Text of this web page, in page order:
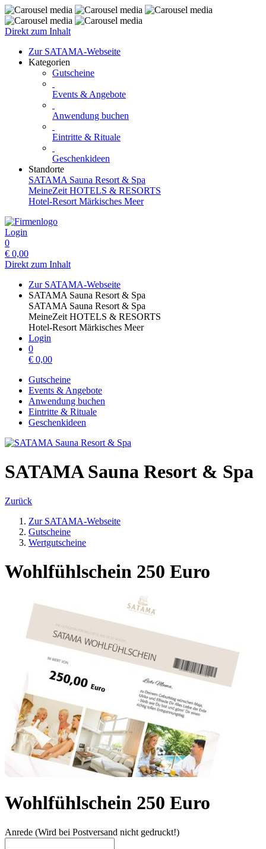
Direkt zum Inhalt
Zur SATAMA-Webseite
Kategorien
Gutscheine
Events & Angebote
Anwendung buchen
Eintritte & Rituale
Geschenkideen
Standorte
SATAMA Sauna Resort & Spa
MeineZeit HOTELS & RESORTS
Hotel-Resort Märkisches Meer
Login
0
€ 0,00
Direkt zum Inhalt
Zur SATAMA-Webseite
SATAMA Sauna Resort & Spa
SATAMA Sauna Resort & Spa
MeineZeit HOTELS & RESORTS
Hotel-Resort Märkisches Meer
Login
0
€ 0,00
Gutscheine
Events & Angebote
Anwendung buchen
Eintritte & Rituale
Geschenkideen
SATAMA Sauna Resort & Spa
Zurück
Zur SATAMA-Webseite
Gutscheine
Wertgutscheine
Wohlfühlschein 250 Euro
Wohlfühlschein 250 Euro
Anrede (Wird bei Postversand nicht gedruckt!)